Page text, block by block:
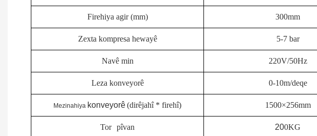
Firehiya agir (mm) 300mm
Zexta kompresa hewayê 5-7 bar
Navê min 220V/50Hz
Leza konveyorê 0-10m/deqe
Mezinahiya konveyorê(dirêjahî * firehî) 1500×256mm
Tor pîvan 200KG